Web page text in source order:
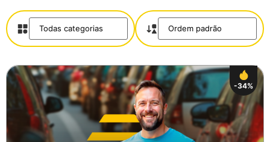
Salvar
-34%